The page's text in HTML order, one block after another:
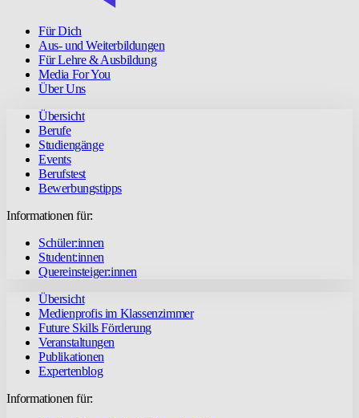
Für Dich
Aus- und Weiterbildungen
Für Lehre & Ausbildung
Media For You
Über Uns
Übersicht
Berufe
Studiengänge
Events
Berufstest
Bewerbungstipps
Informationen für:
Schüler:innen
Student:innen
Quereinsteiger:innen
Übersicht
Medienprofis im Klassenzimmer
Future Skills Förderung
Veranstaltungen
Publikationen
Expertenblog
Informationen für: